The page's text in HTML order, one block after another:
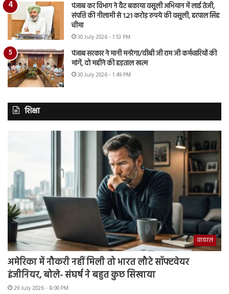
पंजाब कर विभाग ने वैट बकाया वसूली अभियान में लाई तेजी,
संपत्ति की नीलामी से 1.21 करोड़ रुपये की वसूली, हरपाल सिंह
चीमा
30 July 2026 - 1:53 PM
पंजाब सरकार ने मानी मनरेगा/वीबी जी राम जी कर्मचारियों की
मांगें, दो महीने की हड़ताल खत्म
30 July 2026 - 1:49 PM
शिक्षा
वायरल
अमेरिका में नौकरी नहीं मिली तो भारत लौटे सॉफ्टवेयर
इंजीनियर, बोले- संघर्ष ने बहुत कुछ सिखाया
29 July 2026 - 8:00 PM